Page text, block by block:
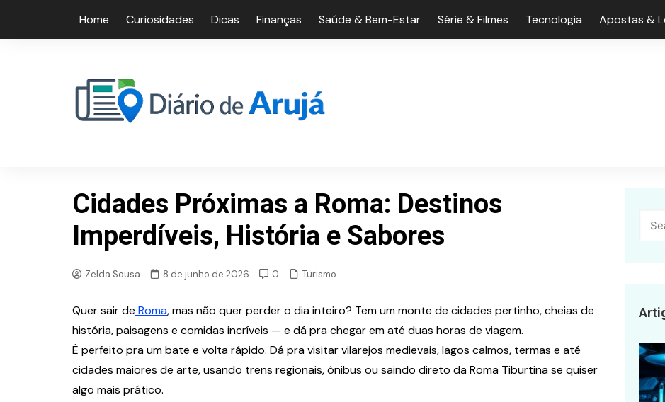
content
Home Curiosidades Dicas Finanças Saúde & Bem-Estar Série & Filmes Tecnologia Apostas &
Cidades Próximas a Roma: Destinos
Imperdíveis, História e Sabores
Zelda Sousa 8 de junho de 2026 0 Turismo
Quer sair de Roma, mas não quer perder o dia inteiro? Tem um monte de cidades pertinho, cheias de
história, paisagens e comidas incríveis — e dá pra chegar em até duas horas de viagem.
É perfeito pra um bate e volta rápido. Dá pra visitar vilarejos medievais, lagos calmos, termas e até
cidades maiores de arte, usando trens regionais, ônibus ou saindo direto da Roma Tiburtina se quiser
algo mais prático.